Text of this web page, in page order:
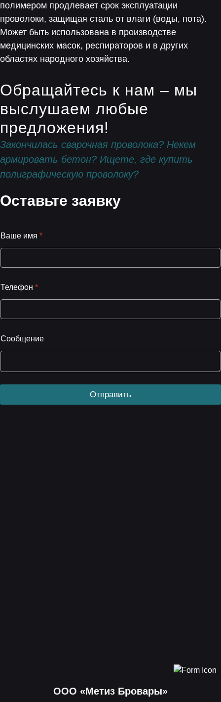
полимером продлевает срок эксплуатации
проволоки, защищая сталь от влаги (воды, пота).
Может быть использована в производстве
медицинских масок, респираторов и в других
областях народного хозяйства.
Обращайтесь к нам – мы
выслушаем любые
предложения!
Закончилась сварочная проволока? Некем
армировать бетон? Ищете, где купить
полиграфическую проволоку?
Оставьте заявку
Ваше имя *
Телефон *
Сообщение
Отправить
ООО «Метиз Бровары»